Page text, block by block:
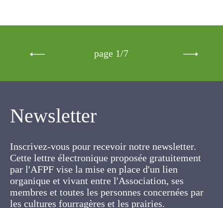
Newsletter
Cette lettre électronique proposée
gratuitement par l'AFPF vise la mise en place
d'un lien organique et vivant entre l'Association,
ses membres et toutes les personnes
concernées par les cultures fourragères et les
prairies.